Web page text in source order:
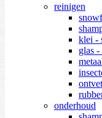
reinigen
klei -
glas -
onderhoud